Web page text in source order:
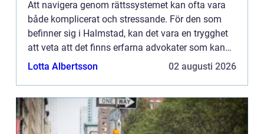
Att navigera genom rättssystemet kan ofta vara
både komplicerat och stressande. För den som
befinner sig i Halmstad, kan det vara en trygghet
att veta att det finns erfarna advokater som kan
erbjuda nödvändig vägledning...
Lotta Albertsson 02 augusti 2026